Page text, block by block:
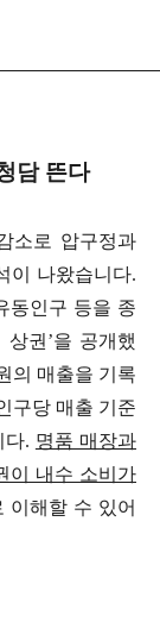
담 뜬다
소로 압구정과
이 나왔습니다.
동인구 등을 종
상권’을 공개했
의 매출을 기록
구당 매출 기준
다. 명품 매장과
이 내수 소비가
이해할 수 있어